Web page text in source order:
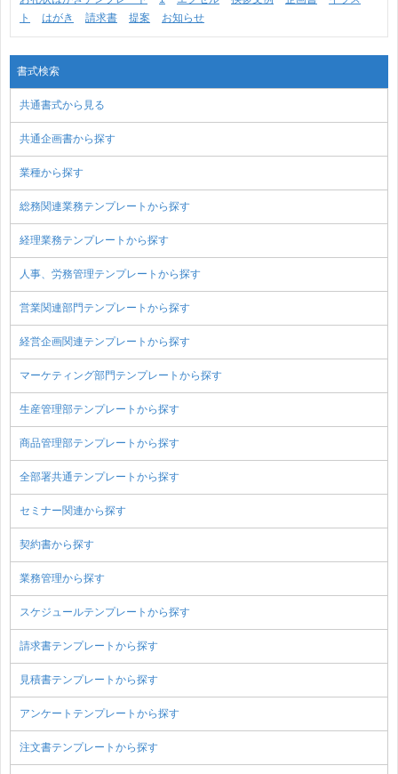
ト
はがき 請求書 提案 お知らせ
書式検索
共通書式から見る
共通企画書から探す
業種から探す
総務関連業務テンプレートから探す
経理業務テンプレートから探す
人事、労務管理テンプレートから探す
営業関連部門テンプレートから探す
経営企画関連テンプレートから探す
マーケティング部門テンプレートから探す
生産管理部テンプレートから探す
商品管理部テンプレートから探す
全部署共通テンプレートから探す
セミナー関連から探す
契約書から探す
業務管理から探す
スケジュールテンプレートから探す
請求書テンプレートから探す
見積書テンプレートから探す
アンケートテンプレートから探す
注文書テンプレートから探す